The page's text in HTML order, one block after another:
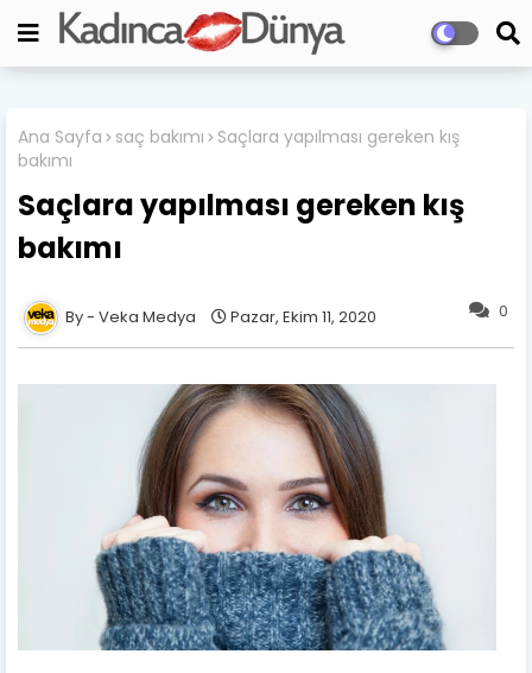
Ana Sayfa saç bakımı
Saçlara yapılması gereken kış
bakımı
Saçlara yapılması gereken kış
bakımı
0
Veka Medya Pazar, Ekim 11, 2020